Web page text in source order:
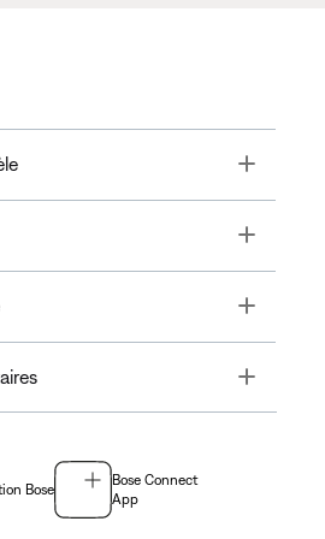
Toggle
Toggle
Toggle
Toggle
Bose
Bose Connect
App